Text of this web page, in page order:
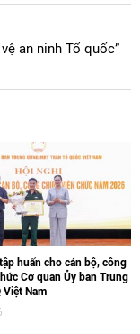
an ninh Tổ quốc”
huấn cho cán bộ, công
Cơ quan Ủy ban Trung
Việt Nam